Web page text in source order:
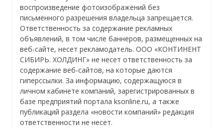
воспроизведение фотоизображений без
письменного разрешения владельца запрещается.
Ответственность за содержание рекламных
объявлений, в том числе баннеров, размещенных на
веб-сайте, несет рекламодатель. ООО «КОНТИНЕНТ
СИБИРЬ. ХОЛДИНГ» не несет ответственность за
содержание веб-сайтов, на которые даются
гиперссылки. За информацию, содержащуюся в
личном кабинете компаний, зарегистрированных в
базе предприятий портала ksonline.ru, а также
публикаций раздела «новости компаний» редакция
ответственности не несет.